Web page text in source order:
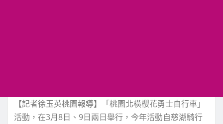
【記者徐玉英桃園報導】「桃園北橫櫻花勇士自行車」
活動，在3月8日、9日兩日舉行，今年活動自慈湖騎行